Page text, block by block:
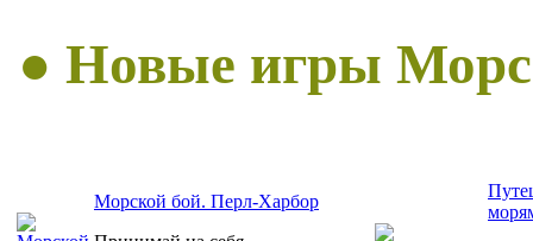
● Новые игры
Морской бой. Перл-Харбор